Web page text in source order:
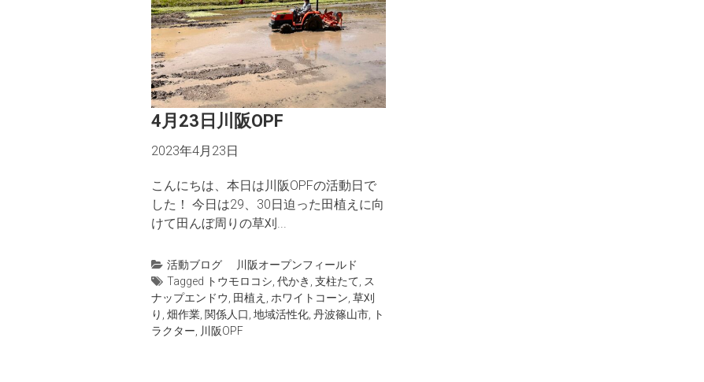
4月23日川阪OPF
2023年4月23日
こんにちは、本日は川阪OPFの活動日で
した！ 今日は29、30日迫った田植えに向
けて田んぼ周りの草刈...
活動ブログ
川阪オープンフィールド
Tagged トウモロコシ 代かき 支柱たて ス
ナップエンドウ
田植え ホワイトコーン 草刈
り 畑作業 関係人口 地域活性化 丹波篠山市
ト
ラクター
川阪OPF